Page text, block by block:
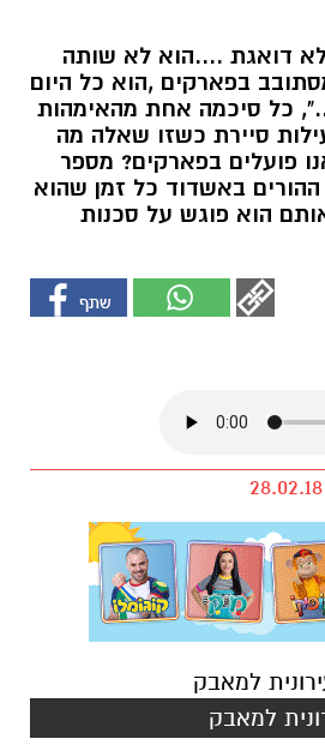
לא דואגת ....הוא לא שותה
בפארקים ,הוא כל היום
כל סיכמה אחת מהאימהות
סיירת כשזו שאלה מה
פועלים בפארקים? מספר
באשדוד כל זמן שהוא
הוא פוגש על סכנות
למאבק